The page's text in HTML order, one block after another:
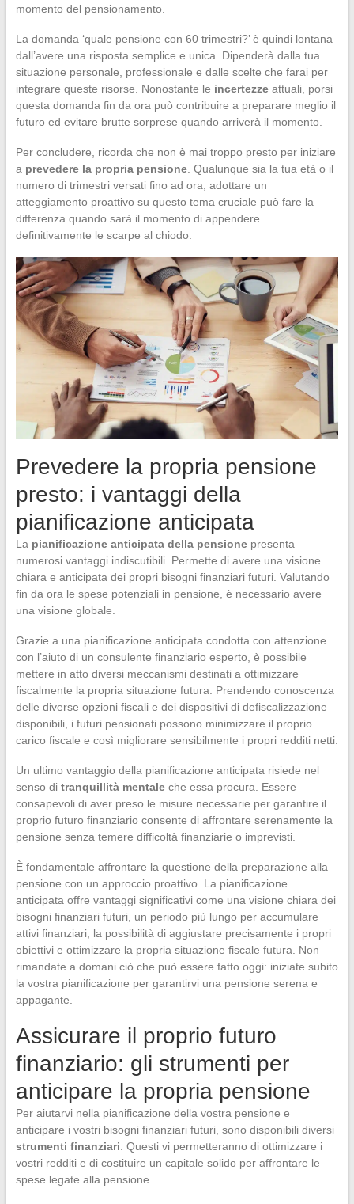
momento del pensionamento.
La domanda ‘quale pensione con 60 trimestri?’ è quindi lontana
dall’avere una risposta semplice e unica. Dipenderà dalla tua
situazione personale, professionale e dalle scelte che farai per
integrare queste risorse. Nonostante le incertezzeattuali, porsi
questa domanda fin da ora può contribuire a preparare meglio il
futuro ed evitare brutte sorprese quando arriverà il momento.
Per concludere, ricorda che non è mai troppo presto per iniziare
a prevedere la propria pensione. Qualunque sia la tua età o il
numero di trimestri versati fino ad ora, adottare un
atteggiamento proattivo su questo tema cruciale può fare la
differenza quando sarà il momento di appendere
definitivamente le scarpe al chiodo.
Prevedere la propria pensione
presto: i vantaggi della
pianificazione anticipata
La pianificazione anticipata della pensionepresenta
numerosi vantaggi indiscutibili. Permette di avere una visione
chiara e anticipata dei propri bisogni finanziari futuri. Valutando
fin da ora le spese potenziali in pensione, è necessario avere
una visione globale.
Grazie a una pianificazione anticipata condotta con attenzione
con l’aiuto di un consulente finanziario esperto, è possibile
mettere in atto diversi meccanismi destinati a ottimizzare
fiscalmente la propria situazione futura. Prendendo conoscenza
delle diverse opzioni fiscali e dei dispositivi di defiscalizzazione
disponibili, i futuri pensionati possono minimizzare il proprio
carico fiscale e così migliorare sensibilmente i propri redditi netti.
Un ultimo vantaggio della pianificazione anticipata risiede nel
senso di tranquillità mentaleche essa procura. Essere
consapevoli di aver preso le misure necessarie per garantire il
proprio futuro finanziario consente di affrontare serenamente la
pensione senza temere difficoltà finanziarie o imprevisti.
È fondamentale affrontare la questione della preparazione alla
pensione con un approccio proattivo. La pianificazione
anticipata offre vantaggi significativi come una visione chiara dei
bisogni finanziari futuri, un periodo più lungo per accumulare
attivi finanziari, la possibilità di aggiustare precisamente i propri
obiettivi e ottimizzare la propria situazione fiscale futura. Non
rimandate a domani ciò che può essere fatto oggi: iniziate subito
la vostra pianificazione per garantirvi una pensione serena e
appagante.
Assicurare il proprio futuro
finanziario: gli strumenti per
anticipare la propria pensione
Per aiutarvi nella pianificazione della vostra pensione e
anticipare i vostri bisogni finanziari futuri, sono disponibili diversi
strumenti finanziari . Questi vi permetteranno di ottimizzare i
vostri redditi e di costituire un capitale solido per affrontare le
spese legate alla pensione.